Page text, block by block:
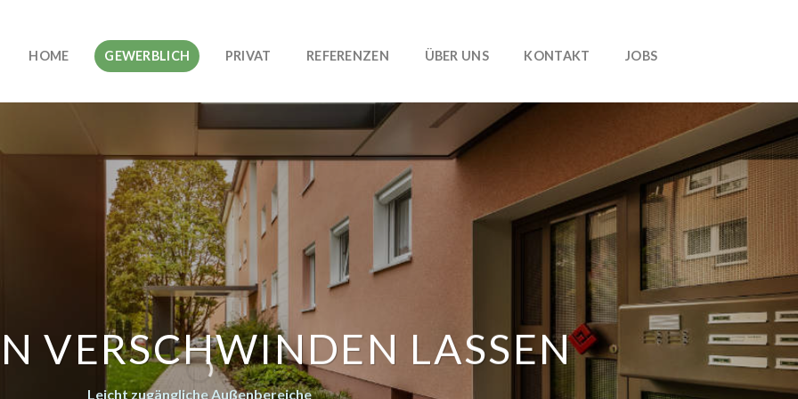
HOME GEWERBLICH PRIVAT REFERENZEN ÜBER UNS KONTAKT JOBS
VERSCHWINDEN LASSEN
Leicht zugängliche Außenbereiche